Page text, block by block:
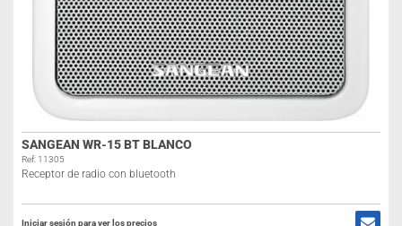
SANGEAN WR-15 BT BLANCO
Ref: 11305
Receptor de radio con bluetooth
Iniciar sesión para ver los precios